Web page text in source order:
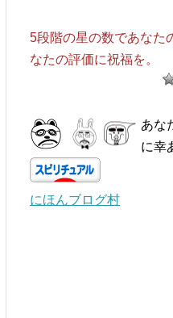
5段階の星の数であなた
なたの評価に祝福を。
あな
に幸
にほんブログ村